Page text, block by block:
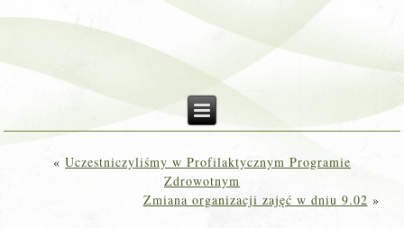
« Uczestniczyliśmy w Profilaktycznym Programie
Zdrowotnym
Zmiana organizacji zajęć w dniu 9.02 »